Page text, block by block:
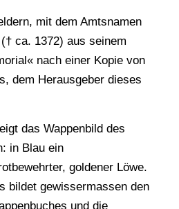
mit dem Amtsnamen
ca. 1372) aus seinem
nach einer Kopie von
dem Herausgeber dieses
das Wappenbild des
in Blau ein
goldener Löwe.
bildet gewissermassen den
und die